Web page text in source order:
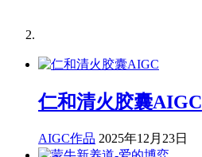
仁和清火胶囊AIGC
AIGC作品 2025年12月23日